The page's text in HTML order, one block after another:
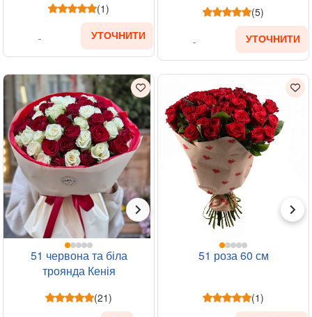
(1)
УТОЧНИТИ
(5)
УТОЧНИТИ
51 червона та біла
троянда Кенія
(21)
51 роза 60 см
(1)